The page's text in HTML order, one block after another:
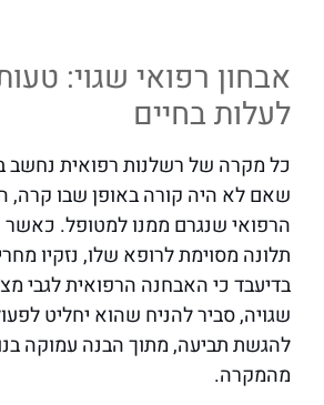
אבחון רפואי שגוי:
לעלות בחיים
כל מקרה של רשלנות רפואית נחשב
שאם לא היה קורה באופן שבו קרה,
הרפואי שנגרם ממנו למטופל.
תלונה מסוימת לרופא שלו, נזקיו
בדיעבד כי האבחנה הרפואית לגבי
שגויה, סביר להניח שהוא יחליט
להגשת תביעה, מתוך הבנה עמוקה
מהמקרה.